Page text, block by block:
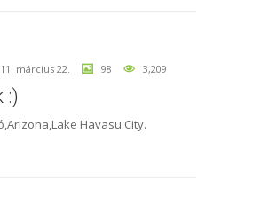
március 22. 98 3,209
:)
Havasu City.